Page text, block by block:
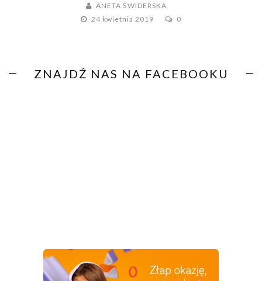
ANETA ŚWIDERSKA
24 kwietnia 2019
0
ZNAJDŹ NAS NA FACEBOOKU